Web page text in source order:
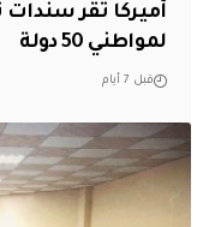
لمواطني 50 دولة
قبل 7 أيام